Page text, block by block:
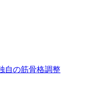
自の筋骨格調整